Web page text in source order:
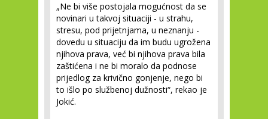
„Ne bi više postojala mogućnost da se
novinari u takvoj situaciji - u strahu,
stresu, pod prijetnjama, u neznanju -
dovedu u situaciju da im budu ugrožena
njihova prava, već bi njihova prava bila
zaštićena i ne bi moralo da podnose
prijedlog za krivično gonjenje, nego bi
to išlo po službenoj dužnosti“, rekao je
Jokić.